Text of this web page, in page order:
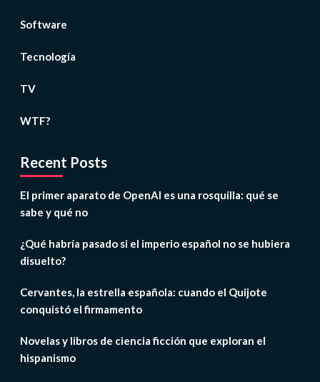
Software
Tecnología
TV
WTF?
Recent Posts
El primer aparato de OpenAI es una rosquilla: qué se
sabe y qué no
¿Qué habría pasado si el imperio español no se hubiera
disuelto?
Cervantes, la estrella española: cuando el Quijote
conquistó el firmamento
Novelas y libros de ciencia ficción que exploran el
hispanismo